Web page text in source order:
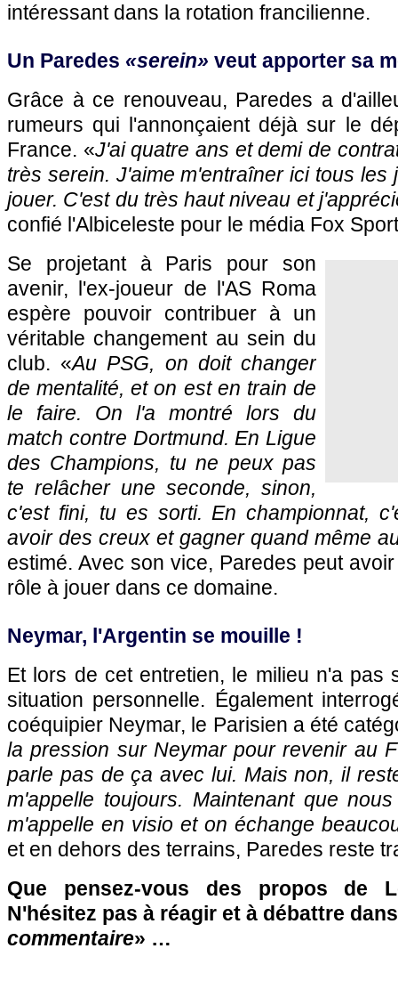
intéressant dans la rotation francilienne.
Un Paredes «serein» veut apporter sa
Grâce à ce renouveau, Paredes a
rumeurs qui l'annonçaient déjà sur le
France. «J'ai quatre ans et demi de
très serein. J'aime m'entraîner ici tous les
jouer. C'est du très haut niveau et
confié l'Albiceleste pour le média Fox
Se projetant à Paris pour son
avenir, l'ex-joueur de l'AS Roma
espère pouvoir contribuer à un
véritable changement au sein du
club. «Au PSG, on doit changer
de mentalité, et on est en train de
le faire. On l'a montré lors du
match contre Dortmund. En Ligue
des Champions, tu ne peux pas
te relâcher une seconde, sinon,
c'est fini, tu es sorti. En championnat,
avoir des creux et gagner quand même
estimé. Avec son vice, Paredes peut
rôle à jouer dans ce domaine.
Neymar, l'Argentin se mouille !
Et lors de cet entretien, le milieu n'a pas
situation personnelle. Également
coéquipier Neymar, le Parisien a été
la pression sur Neymar pour revenir au
parle pas de ça avec lui. Mais non, il
m'appelle toujours. Maintenant que
m'appelle en visio et on échange
et en dehors des terrains, Paredes reste
Que pensez-vous des propos de
N'hésitez pas à réagir et à débattre
commentaire» …